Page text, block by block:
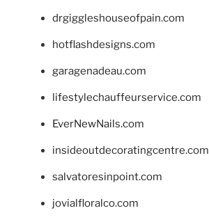
drgiggleshouseofpain.com
hotflashdesigns.com
garagenadeau.com
lifestylechauffeurservice.com
EverNewNails.com
insideoutdecoratingcentre.com
salvatoresinpoint.com
jovialfloralco.com